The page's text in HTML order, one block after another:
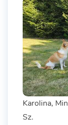
Karolina,
Sz.